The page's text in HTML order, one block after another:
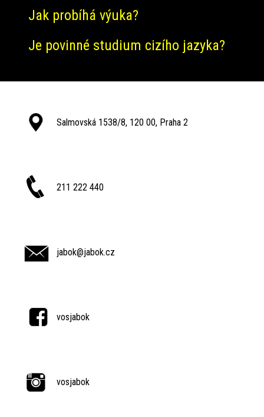
Jak probíhá výuka?
Je povinné studium cizího jazyka?
Salmovská 1538/8, 120 00, Praha 2
211 222 440
jabok@jabok.cz
vosjabok
vosjabok